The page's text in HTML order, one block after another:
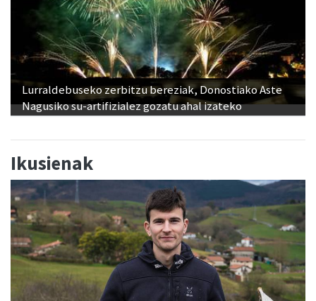
Lurraldebuseko zerbitzu bereziak, Donostiako Aste
Nagusiko su-artifizialez gozatu ahal izateko
Ikusienak